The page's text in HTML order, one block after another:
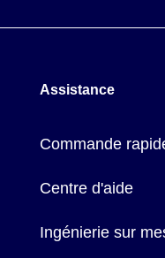
Assistance
Commande
Centre d'aide
Ingénierie sur